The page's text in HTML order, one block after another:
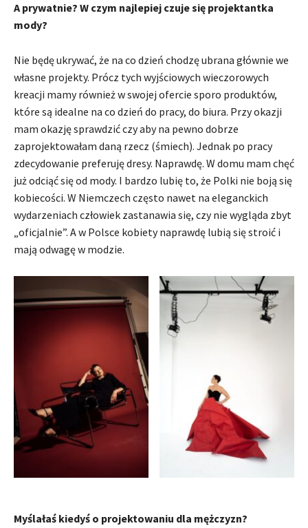
A prywatnie? W czym najlepiej czuje się projektantka
mody?
Nie będę ukrywać, że na co dzień chodzę ubrana głównie we
własne projekty. Prócz tych wyjściowych wieczorowych
kreacji mamy również w swojej ofercie sporo produktów,
które są idealne na co dzień do pracy, do biura. Przy okazji
mam okazję sprawdzić czy aby na pewno dobrze
zaprojektowałam daną rzecz (śmiech). Jednak po pracy
zdecydowanie preferuję dresy. Naprawdę. W domu mam chęć
już odciąć się od mody. I bardzo lubię to, że Polki nie boją się
kobiecości. W Niemczech często nawet na eleganckich
wydarzeniach człowiek zastanawia się, czy nie wygląda zbyt
„oficjalnie”. A w Polsce kobiety naprawdę lubią się stroić i
mają odwagę w modzie.
Myślałaś kiedyś o projektowaniu dla mężczyzn?